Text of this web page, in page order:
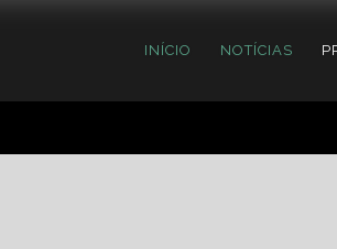
INÍCIO NOTÍCIAS